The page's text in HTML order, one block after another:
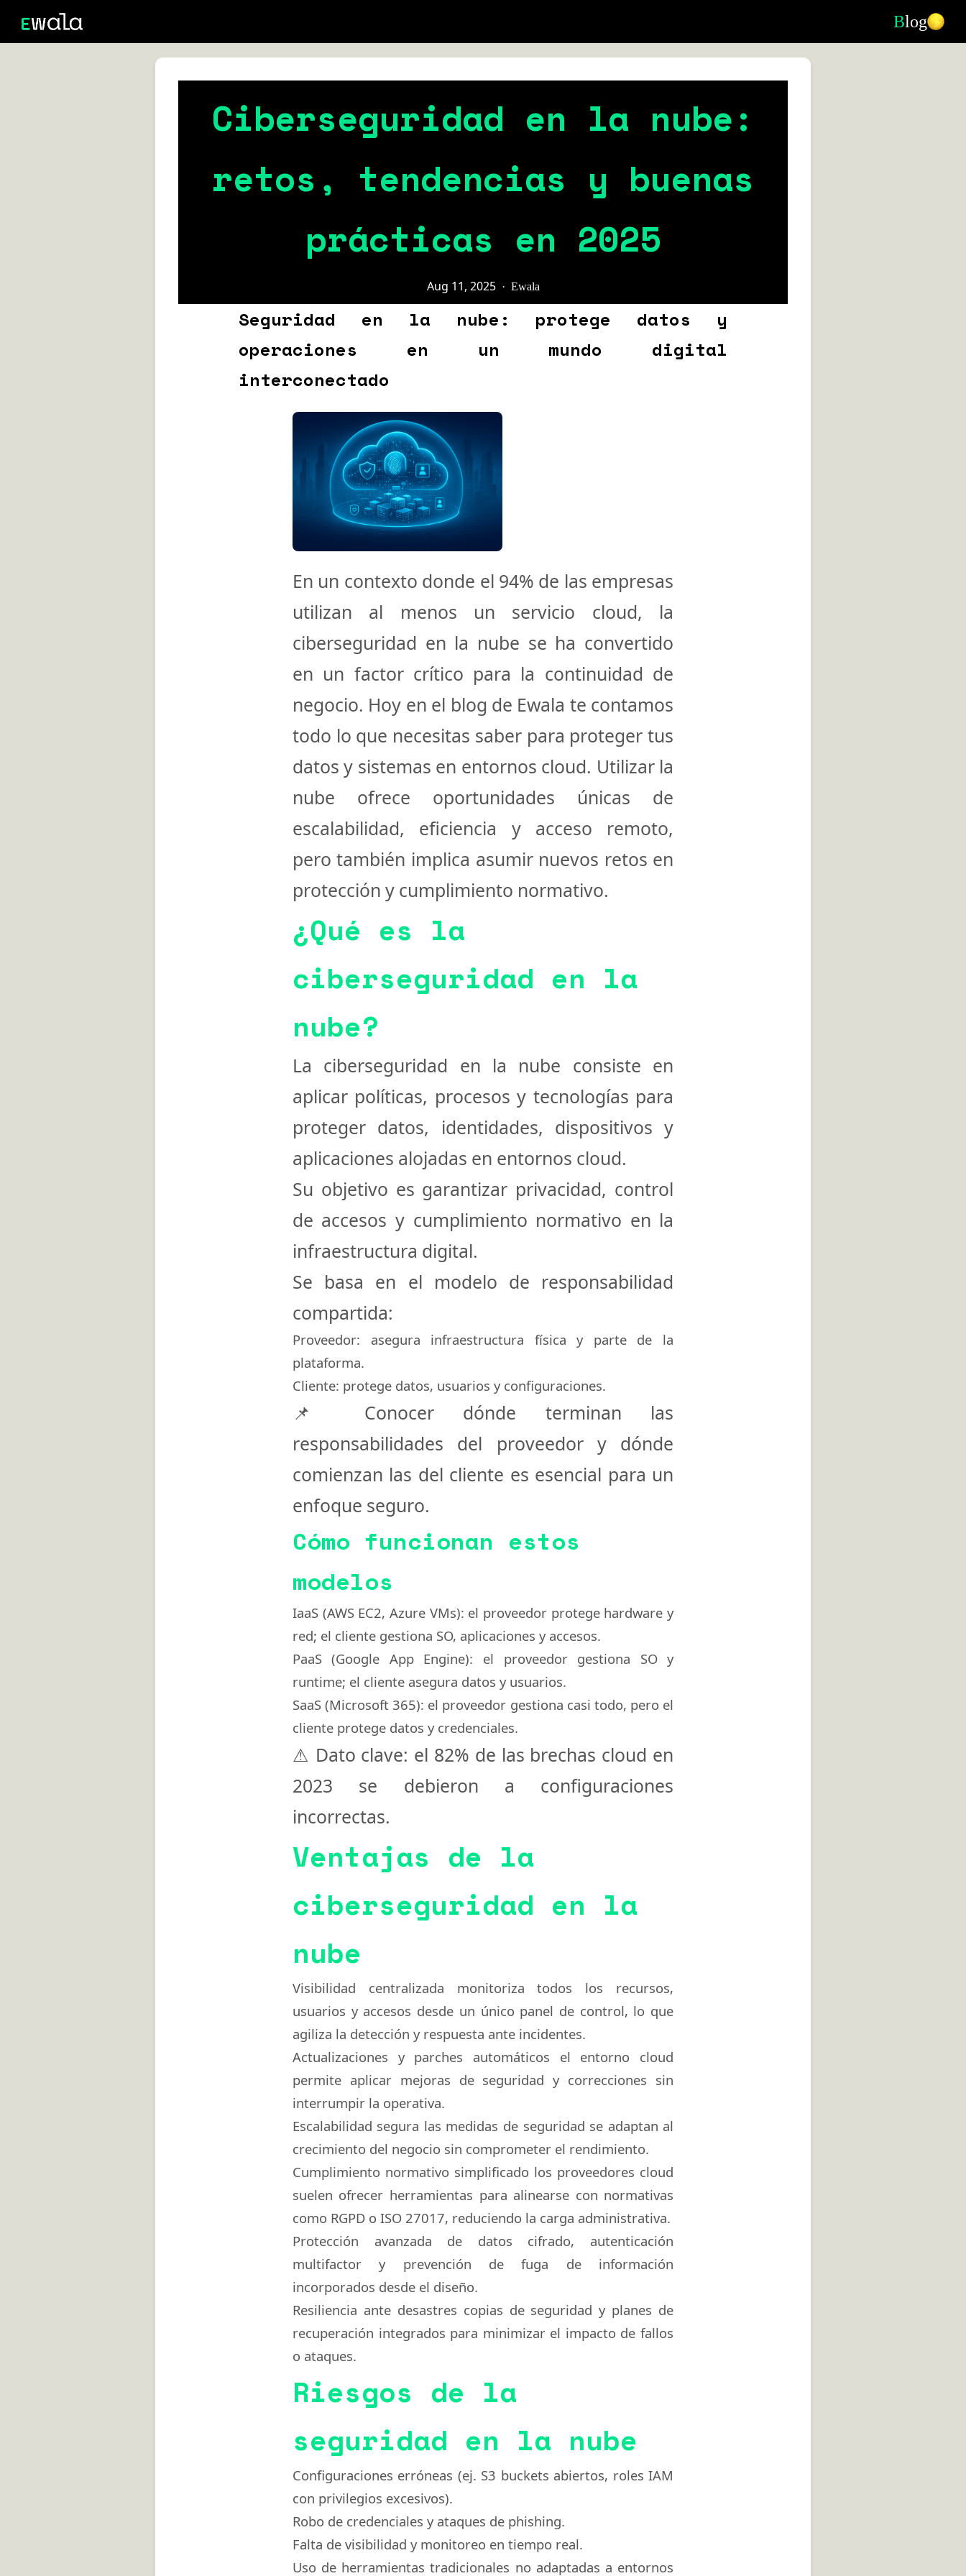
Blog
Ciberseguridad en la nube:
retos, tendencias y buenas
prácticas en 2025
Aug 11, 2025 · Ewala
Seguridad en la nube: protege datos y
operaciones en un mundo digital
interconectado
En un contexto donde el 94% de las empresas
utilizan al menos un servicio cloud, la
ciberseguridad en la nube se ha convertido
en un factor crítico para la continuidad de
negocio. Hoy en el blog de Ewala te contamos
todo lo que necesitas saber para proteger tus
datos y sistemas en entornos cloud. Utilizar la
nube ofrece oportunidades únicas de
escalabilidad, eficiencia y acceso remoto,
pero también implica asumir nuevos retos en
protección y cumplimiento normativo.
¿Qué es la
ciberseguridad en la
nube?
La ciberseguridad en la nube consiste en
aplicar políticas, procesos y tecnologías para
proteger datos, identidades, dispositivos y
aplicaciones alojadas en entornos cloud.
Su objetivo es garantizar privacidad, control
de accesos y cumplimiento normativo en la
infraestructura digital.
Se basa en el modelo de responsabilidad
compartida:
Proveedor: asegura infraestructura física y parte de la
plataforma.
Cliente: protege datos, usuarios y configuraciones.
📌 Conocer dónde terminan las
responsabilidades del proveedor y dónde
comienzan las del cliente es esencial para un
enfoque seguro.
Cómo funcionan estos
modelos
IaaS(AWS EC2, Azure VMs): el proveedor protege hardware y
red; el cliente gestiona SO, aplicaciones y accesos.
PaaS(Google App Engine): el proveedor gestiona SO y
runtime; el cliente asegura datos y usuarios.
SaaS(Microsoft 365): el proveedor gestiona casi todo, pero el
cliente protege datos y credenciales.
⚠ Dato clave: el 82% de las brechas cloud en
2023 se debieron a configuraciones
incorrectas.
Ventajas de la
ciberseguridad en la
nube
Visibilidad centralizada monitoriza todos los recursos,
usuarios y accesos desde un único panel de control, lo que
agiliza la detección y respuesta ante incidentes.
Actualizaciones y parches automáticos el entorno cloud
permite aplicar mejoras de seguridad y correcciones sin
interrumpir la operativa.
Escalabilidad segura las medidas de seguridad se adaptan al
crecimiento del negocio sin comprometer el rendimiento.
Cumplimiento normativo simplificado los proveedores cloud
suelen ofrecer herramientas para alinearse con normativas
como RGPD o ISO 27017, reduciendo la carga administrativa.
Protección avanzada de datos cifrado, autenticación
multifactor y prevención de fuga de información
incorporados desde el diseño.
Resiliencia ante desastres copias de seguridad y planes de
recuperación integrados para minimizar el impacto de fallos
o ataques.
Riesgos de la
seguridad en la nube
Configuraciones erróneas (ej. S3 buckets abiertos, roles IAM
con privilegios excesivos).
Robo de credenciales y ataques de phishing.
Falta de visibilidad y monitoreo en tiempo real.
Uso de herramientas tradicionales no adaptadas a entornos